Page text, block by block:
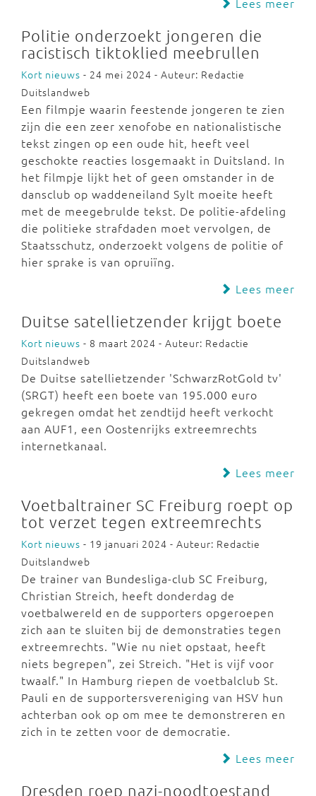
Politie onderzoekt jongeren die
racistisch tiktoklied meebrullen
Kort nieuws - 24 mei 2024 - Auteur: Redactie
Duitslandweb
Een filmpje waarin feestende jongeren te zien
zijn die een zeer xenofobe en nationalistische
tekst zingen op een oude hit, heeft veel
geschokte reacties losgemaakt in Duitsland. In
het filmpje lijkt het of geen omstander in de
dansclub op waddeneiland Sylt moeite heeft
met de meegebrulde tekst. De politie-afdeling
die politieke strafdaden moet vervolgen, de
Staatsschutz, onderzoekt volgens de politie of
hier sprake is van opruiïng.
Lees meer
Duitse satellietzender krijgt boete
Kort nieuws - 8 maart 2024 - Auteur: Redactie
Duitslandweb
De Duitse satellietzender 'SchwarzRotGold tv'
(SRGT) heeft een boete van 195.000 euro
gekregen omdat het zendtijd heeft verkocht
aan AUF1, een Oostenrijks extreemrechts
internetkanaal.
Lees meer
Voetbaltrainer SC Freiburg roept op
tot verzet tegen extreemrechts
Kort nieuws - 19 januari 2024 - Auteur: Redactie
Duitslandweb
De trainer van Bundesliga-club SC Freiburg,
Christian Streich, heeft donderdag de
voetbalwereld en de supporters opgeroepen
zich aan te sluiten bij de demonstraties tegen
extreemrechts. "Wie nu niet opstaat, heeft
niets begrepen", zei Streich. "Het is vijf voor
twaalf." In Hamburg riepen de voetbalclub St.
Pauli en de supportersvereniging van HSV hun
achterban ook op om mee te demonstreren en
zich in te zetten voor de democratie.
Lees meer
Dresden roep nazi-noodtoestand